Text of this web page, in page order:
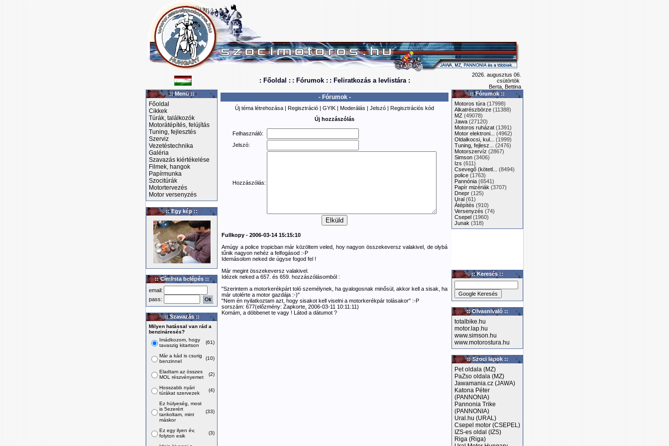
: Főoldal : : Fórumok : : Feliratkozás a levlistára :
2026. augusztus 06.
csütörtök
Berta, Bettina
:: Menü ::
Főoldal
Cikkek
Túrák, találkozók
Motorátépítés, felújítás
Tuning, fejlesztés
Szerviz
Vezetéstechnika
Galéria
Szavazás kiértékelése
Filmek, hangok
Papírmunka
Szocitúrák
Motortervezés
Motor versenyzés
:: Egy kép ::
:: Címlista belépés ::
email:
pass:
:: Szavazás ::
Milyen hatással van rád a
benzináresés?
Imádkozom, hogy
tavaszig kitartson
(61)
Már a kád is csurig
benzinnel
(10)
Eladtam az összes
MOL részvényemet
(2)
Hosszabb nyári
túrákat szervezek
(4)
Ez hülyeség, most
is 5ezerért
tankoltam, mint
máskor
(33)
Ez egy ilyen év,
folyton esik
(3)
- Fórumok -
Új téma létrehozása | Regisztráció | GYIK | Moderálás | Jelszó | Regisztrációs kód
Új hozzászólás
Felhasználó:
Jelszó:
Hozzászólás:
Fullkopy - 2006-03-14 15:15:10
Amúgy a police tropicban már közöltem veled, hoy nagyon összekeversz valakivel, de olybá
tűnik nagyon nehéz a felfogásod :-P
Idemásolom neked de úgyse fogod fel !
Már megint összekeversz valakivel.
Idézek neked a 657. és 659. hozzászólásomból :
"Szerintem a motorkerékpárt toló személynek, ha gyalogosnak minősül, akkor kell a sisak, ha
már utolérte a motor gazdája :-)"
"Nem én nyilatkoztam azt, hogy sisakot kell viselni a motorkerékpár tolásakor" :-P
sorszám: 677(előzmény: Zapkorte, 2006-03-11 10:11:11)
Komám, a döbbenet te vagy ! Látod a dátumot ?
:: Fórumok ::
Motoros túra (17998)
Alkatrészbörze (11388)
MZ (49078)
Jawa (27120)
Motoros ruházat (1391)
Motor elektroni...
(4962)
Oldalkocsi, kul...
(1999)
Tuning, fejlesz...
(2476)
Motorszervíz (2867)
Simson (3406)
Izs (611)
Csevegő (kötetl...
(8494)
police (1763)
Pannónia (6541)
Papír mizériák (3707)
Dnepr (125)
Ural (61)
Átépítés (910)
Versenyzés (74)
Csepel (1960)
Junak (318)
:: Keresés ::
:: Olvasnivaló ::
totalbike.hu
motor.lap.hu
www.simson.hu
www.motorostura.hu
:: Szoci lapok ::
Pet oldala (MZ)
PaZso oldala (MZ)
Jawamania.cz (JAWA)
Katona Péter
(PANNONIA)
Pannonia Trike
(PANNONIA)
Ural.hu (URAL)
Csepel motor (CSEPEL)
IZS-es oldal (IZS)
Riga (Riga)